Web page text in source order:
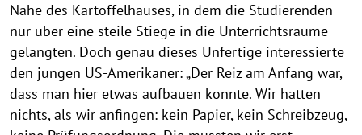
Nähe des Kartoffelhauses, in dem die Studierenden
nur über eine steile Stiege in die Unterrichtsräume
gelangten. Doch genau dieses Unfertige interessierte
den jungen US-Amerikaner: „Der Reiz am Anfang war,
dass man hier etwas aufbauen konnte. Wir hatten
nichts, als wir anfingen: kein Papier, kein Schreibzeug,